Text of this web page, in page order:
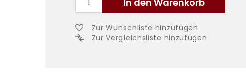
In den Warenkorb
Zur Wunschliste hinzufügen
Zur Vergleichsliste hinzufügen